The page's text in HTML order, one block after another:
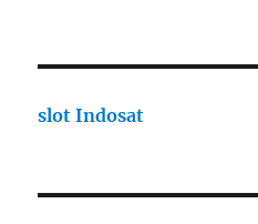
slot Indosat